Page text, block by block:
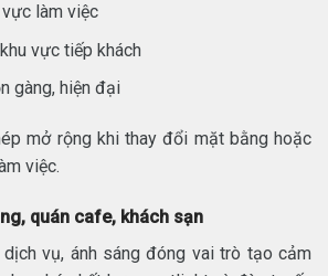
làm việc
vực tiếp khách
gàng, hiện đại
mở rộng khi thay đổi mặt bằng hoặc
việc.
quán cafe, khách sạn
vụ, ánh sáng đóng vai trò tạo cảm